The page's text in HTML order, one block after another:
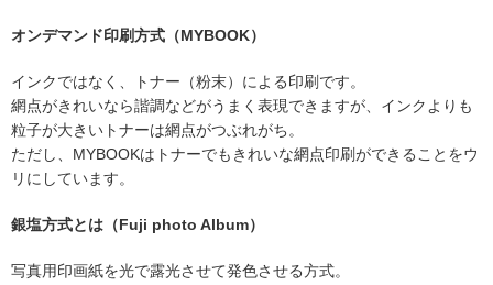
オンデマンド印刷方式（MYBOOK）
インクではなく、トナー（粉末）による印刷です。
網点がきれいなら諧調などがうまく表現できますが、インクよりも
粒子が大きいトナーは網点がつぶれがち。
ただし、MYBOOKはトナーでもきれいな網点印刷ができることをウ
リにしています。
銀塩方式とは（Fuji photo Album）
写真用印画紙を光で露光させて発色させる方式。